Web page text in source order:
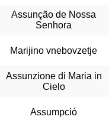
Assunção de Nossa
Senhora
Marijino vnebovzetje
Assunzione di Maria in
Cielo
Assumpció